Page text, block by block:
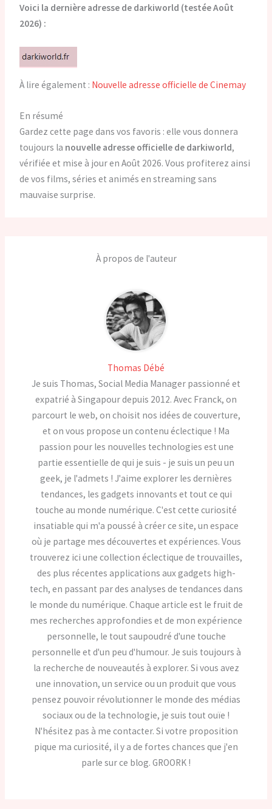
Voici la dernière adresse de darkiworld (testée Août
2026) :
À lire également : Nouvelle adresse officielle de Cinemay
En résumé
Gardez cette page dans vos favoris : elle vous donnera
toujours la nouvelle adresse officielle de darkiworld,
vérifiée et mise à jour en Août 2026. Vous profiterez ainsi
de vos films, séries et animés en streaming sans
mauvaise surprise.
À propos de l'auteur
Thomas Débé
Je suis Thomas, Social Media Manager passionné et
expatrié à Singapour depuis 2012. Avec Franck, on
parcourt le web, on choisit nos idées de couverture,
et on vous propose un contenu éclectique ! Ma
passion pour les nouvelles technologies est une
partie essentielle de qui je suis - je suis un peu un
geek, je l'admets ! J'aime explorer les dernières
tendances, les gadgets innovants et tout ce qui
touche au monde numérique. C'est cette curiosité
insatiable qui m'a poussé à créer ce site, un espace
où je partage mes découvertes et expériences. Vous
trouverez ici une collection éclectique de trouvailles,
des plus récentes applications aux gadgets high-
tech, en passant par des analyses de tendances dans
le monde du numérique. Chaque article est le fruit de
mes recherches approfondies et de mon expérience
personnelle, le tout saupoudré d'une touche
personnelle et d'un peu d'humour. Je suis toujours à
la recherche de nouveautés à explorer. Si vous avez
une innovation, un service ou un produit que vous
pensez pouvoir révolutionner le monde des médias
sociaux ou de la technologie, je suis tout ouïe !
N'hésitez pas à me contacter. Si votre proposition
pique ma curiosité, il y a de fortes chances que j'en
parle sur ce blog. GROORK !